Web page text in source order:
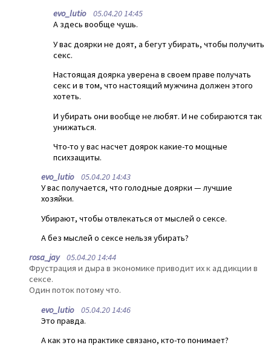
evo_lutio05.04.20 14:45
А здесь вообще чушь.
У вас доярки не доят, а бегут убирать, чтобы получить
секс.
Настоящая доярка уверена в своем праве получать
секс и в том, что настоящий мужчина должен этого
хотеть.
И убирать они вообще не любят. И не собираются так
унижаться.
Что-то у вас насчет доярок какие-то мощные
психзащиты.
evo_lutio05.04.20 14:43
У вас получается, что голодные доярки — лучшие
хозяйки.
Убирают, чтобы отвлекаться от мыслей о сексе.
А без мыслей о сексе нельзя убирать?
rosa_jay05.04.20 14:44
Фрустрация и дыра в экономике приводит их к аддикции в
сексе.
Один поток потому что.
evo_lutio05.04.20 14:46
Это правда.
А как это на практике связано, кто-то понимает?